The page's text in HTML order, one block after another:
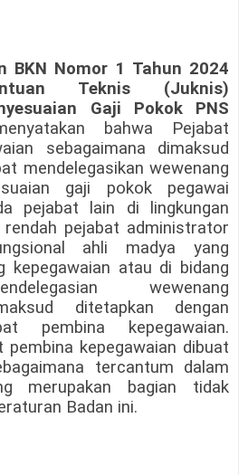
BKN Nomor 1 Tahun 2024
Teknis (Juknis)
Gaji Pokok PNS
bahwa Pejabat
sebagaimana dimaksud
mendelegasikan wewenang
gaji pokok pegawai
pejabat lain di lingkungan
pejabat administrator
ahli madya yang
kepegawaian atau di bidang
wewenang
ditetapkan dengan
pembina kepegawaian.
pembina kepegawaian dibuat
tercantum dalam
merupakan bagian tidak
Badan ini.